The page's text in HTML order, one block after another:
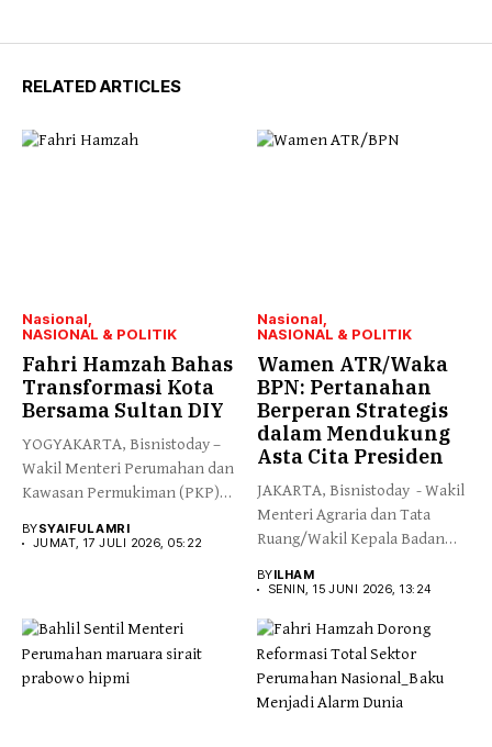
RELATED ARTICLES
Nasional
NASIONAL & POLITIK
Fahri Hamzah Bahas
Transformasi Kota
Bersama Sultan DIY
YOGYAKARTA, Bisnistoday –
Wakil Menteri Perumahan dan
Kawasan Permukiman (PKP)
BYSYAIFUL AMRI
JUMAT, 17 JULI 2026, 05:22
Nasional
NASIONAL & POLITIK
Wamen ATR/Waka
BPN: Pertanahan
Berperan Strategis
dalam Mendukung
Asta Cita Presiden
JAKARTA, Bisnistoday - Wakil
Menteri Agraria dan Tata
Ruang/Wakil Kepala Badan
BYILHAM
SENIN, 15 JUNI 2026, 13:24